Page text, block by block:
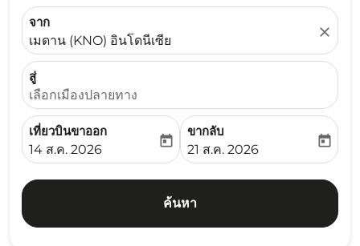
จาก
เมดาน (KNO) อินโดนีเซีย
close
สู่
เลือกเมืองปลายทาง
เที่ยวบินขาออก
fc-booking-departure-date-aria-label
14 ส.ค. 2026
today
ขากลับ
fc-booking-return-date-
21 ส.ค. 2026
today
ค้นหา